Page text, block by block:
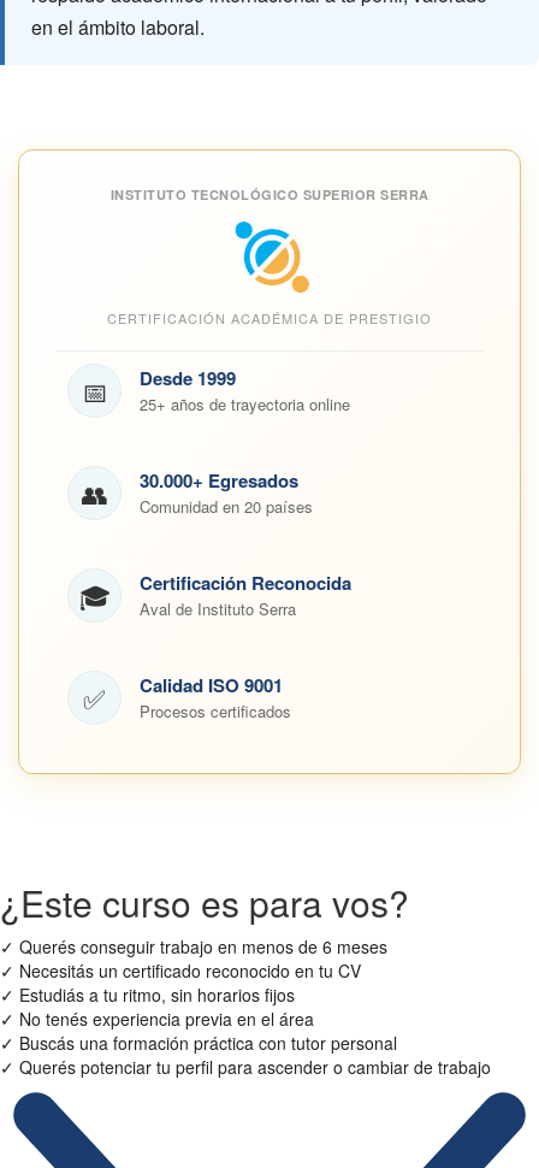
en el ámbito laboral.
INSTITUTO TECNOLÓGICO SUPERIOR SERRA
CERTIFICACIÓN ACADÉMICA DE PRESTIGIO
📅 Desde 1999
25+ años de trayectoria online
👥 30.000+ Egresados
Comunidad en 20 países
🎓 Certificación Reconocida
Aval de Instituto Serra
✅ Calidad ISO 9001
Procesos certificados
¿Este curso es para vos?
✓ Querés conseguir trabajo en menos de 6 meses
✓ Necesitás un certificado reconocido en tu CV
✓ Estudiás a tu ritmo, sin horarios fijos
✓ No tenés experiencia previa en el área
✓ Buscás una formación práctica con tutor personal
✓ Querés potenciar tu perfil para ascender o cambiar de trabajo